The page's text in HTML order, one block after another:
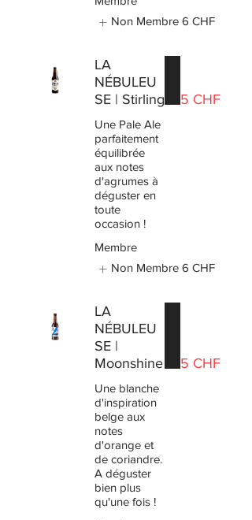
Non Membre 6 CHF
LA
NÉBULEU
SE | Stirling
Une Pale Ale
parfaitement
équilibrée
aux notes
d'agrumes à
déguster en
toute
occasion !
5 CHF
Membre
Non Membre 6 CHF
LA
NÉBULEU
SE |
Moonshine
Une blanche
d'inspiration
belge aux
notes
d'orange et
de coriandre.
A déguster
bien plus
qu'une fois !
5 CHF